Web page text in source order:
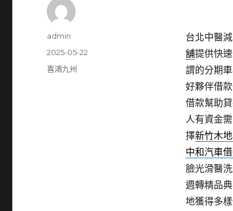
台北中醫
舖提供快
謂的分期
好夥伴借
借款幫助
人有資金
擇新竹木
中和汽車
臉光滑醫
週轉精品
地獲得多
作
admin
發
佈
2025-05-22
分
喜鴻九州